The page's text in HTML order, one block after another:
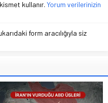
kullanır. Yorum verilerinizin
form aracılığıyla siz